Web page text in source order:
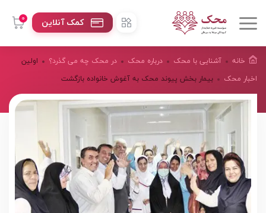
0 کمک آنلاین
خانه آشنایی با محک درباره محک
در محک چه می گذرد؟
اخبار محک
اولین
بیمار بخش پیوند محک به آغوش خانواده بازگشت